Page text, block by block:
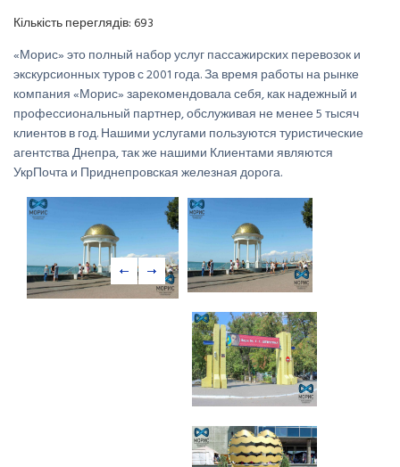
Кількість переглядів:693
«Морис» это полный набор услуг пассажирских перевозок и
экскурсионных туров с 2001 года. За время работы на рынке
компания «Морис» зарекомендовала себя, как надежный и
профессиональный партнер, обслуживая не менее 5 тысяч
клиентов в год. Нашими услугами пользуются туристические
агентства Днепра, так же нашими Клиентами являются
УкрПочта и Приднепровская железная дорога.